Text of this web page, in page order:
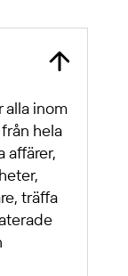
alla inom
hela
affärer,
träffa